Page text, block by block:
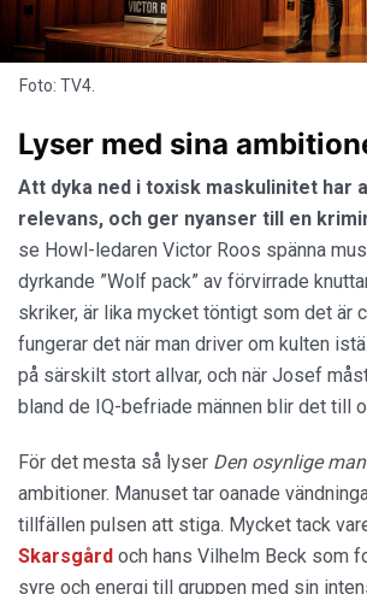
Foto: TV4.
Lyser med sina
Att dyka ned i toxisk maskulinitet har
relevans, och ger nyanser till en
se Howl-ledaren Victor Roos spänna
dyrkande ”Wolf pack” av förvirrade
skriker, är lika mycket töntigt som det är
fungerar det när man driver om kulten
på särskilt stort allvar, och när Josef
bland de IQ-befriade männen blir det till
För det mesta så lyser Den osynlige
ambitioner. Manuset tar oanade
tillfällen pulsen att stiga. Mycket tack
Skarsgård och hans Vilhelm Beck som
syre och energi till gruppen med sin